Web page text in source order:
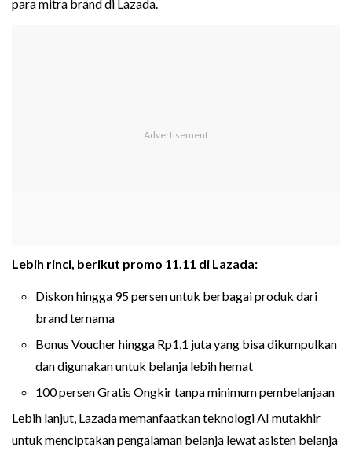
para mitra brand di Lazada.
Lebih rinci, berikut promo 11.11 di Lazada:
Diskon hingga 95 persen untuk berbagai produk dari
brand ternama
Bonus Voucher hingga Rp1,1 juta yang bisa dikumpulkan
dan digunakan untuk belanja lebih hemat
100 persen Gratis Ongkir tanpa minimum pembelanjaan
Lebih lanjut, Lazada memanfaatkan teknologi AI mutakhir
untuk menciptakan pengalaman belanja lewat asisten belanja